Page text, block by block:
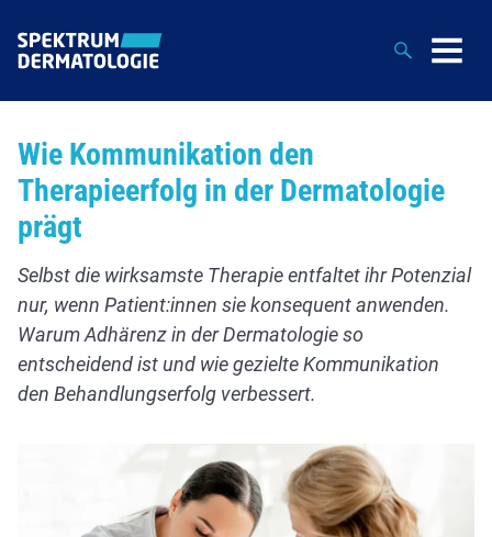
Suche
Wie Kommunikation den
Therapieerfolg in der Dermatologie
prägt
Selbst die wirksamste Therapie entfaltet ihr Potenzial
nur, wenn Patient:innen sie konsequent anwenden.
Warum Adhärenz in der Dermatologie so
entscheidend ist und wie gezielte Kommunikation
den Behandlungserfolg verbessert.